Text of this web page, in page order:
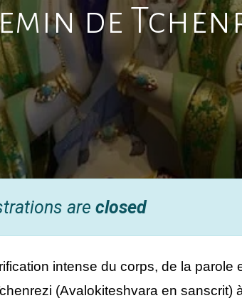
de
are closed
intense du corps, de la parole
(Avalokiteshvara en sanscrit)